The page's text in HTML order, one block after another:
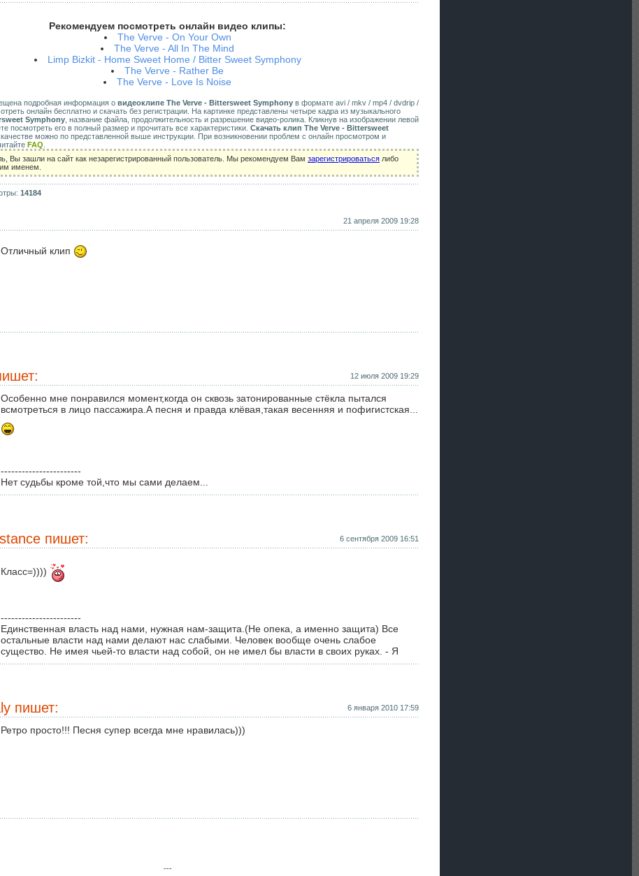
Рекомендуем посмотреть онлайн видео клипы:
The Verve - On Your Own
The Verve - All In The Mind
Limp Bizkit - Home Sweet Home / Bitter Sweet Symphony
The Verve - Rather Be
The Verve - Love Is Noise
подробная информация о видеоклипе The Verve - Bittersweet Symphony в формате avi / mkv / mp4 / dvdrip /
онлайн бесплатно и скачать без регистрации. На картинке представлены четыре кадра из музыкального
Symphony , название файла, продолжительность и разрешение видео-ролика. Кликнув на изображении левой
посмотреть его в полный размер и прочитать все характеристики. Скачать клип The Verve - Bittersweet
можно по представленной выше инструкции. При возникновении проблем с онлайн просмотром и
FAQ
Вы зашли на сайт как незарегистрированный пользователь. Мы рекомендуем Вам зарегистрироваться либо
именем.
14184
21 апреля 2009 19:28
Отличный клип
12 июля 2009 19:29
Особенно мне понравился момент,когда он сквозь затонированные стёкла пытался
всмотреться в лицо пассажира.А песня и правда клёвая,такая весенняя и пофигистская...
-----------------------
Нет судьбы кроме той,что мы сами делаем...
пишет: 6 сентября 2009 16:51
Класс=))))
-----------------------
Единственная власть над нами, нужная нам-защита.(Не опека, а именно защита) Все
остальные власти над нами делают нас слабыми. Человек вообще очень слабое
существо. Не имея чьей-то власти над собой, он не имел бы власти в своих руках. - Я
пишет: 6 января 2010 17:59
Ретро просто!!! Песня супер всегда мне нравилась)))
---